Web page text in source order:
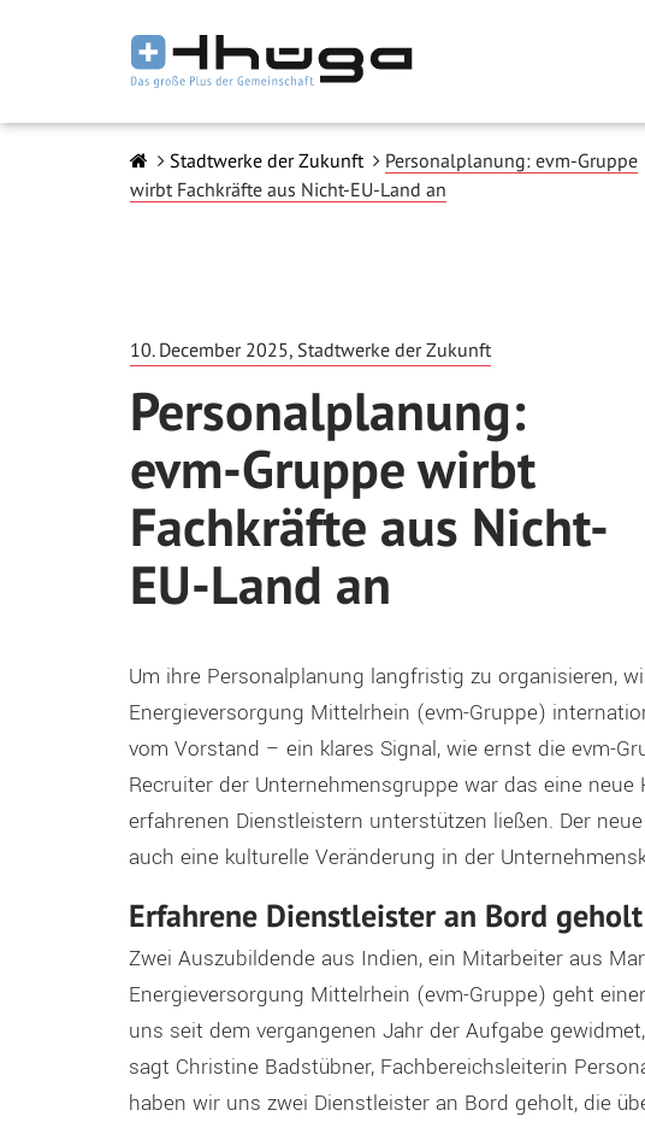
Stadtwerke der Zukunft
Personalplanung: evm-Gruppe
wirbt Fachkräfte aus Nicht-EU-Land an
10. December 2025, Stadtwerke der Zukunft
Personalplanung:
evm-Gruppe wirbt
Fachkräfte aus Nicht-
EU-Land an
Um ihre Personalplanung langfristig zu organisieren,
Energieversorgung Mittelrhein (evm-Gruppe)
vom Vorstand – ein klares Signal, wie ernst die evm-
Recruiter der Unternehmensgruppe war das eine
erfahrenen Dienstleistern unterstützen ließen. Der
auch eine kulturelle Veränderung in der
Erfahrene Dienstleister an Bord geholt
Zwei Auszubildende aus Indien, ein Mitarbeiter aus
Energieversorgung Mittelrhein (evm-Gruppe) geht
uns seit dem vergangenen Jahr der Aufgabe
sagt Christine Badstübner, Fachbereichsleiterin
haben wir uns zwei Dienstleister an Bord geholt, die